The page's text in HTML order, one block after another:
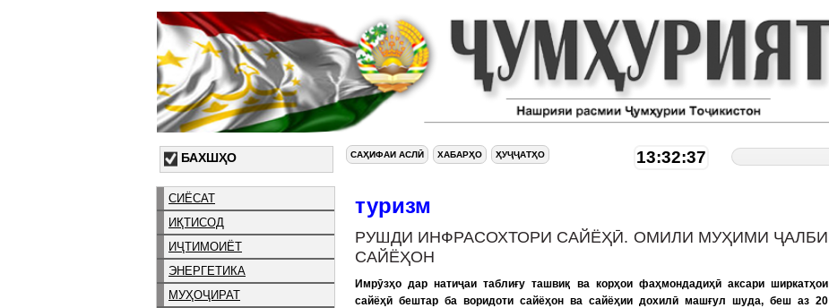
БАХШҲО
СИЁСАТ
ИҚТИСОД
ИҶТИМОИЁТ
ЭНЕРГЕТИКА
МУҲОҶИРАТ
САҲИФАИ АСЛӢ ХАБАРҲО ҲУҶҶАТҲО 13:32:38
туризм
РУШДИ ИНФРАСОХТОРИ САЙЁҲӢ. ОМИЛИ МУҲИМИ ҶАЛБИ
САЙЁҲОН
Имрӯзҳо дар натиҷаи таблиғу ташвиқ ва корҳои фаҳмондадиҳӣ аксари ширкатҳои
сайёҳӣ бештар ба воридоти сайёҳон ва сайёҳии дохилӣ машғул шуда, беш аз 20